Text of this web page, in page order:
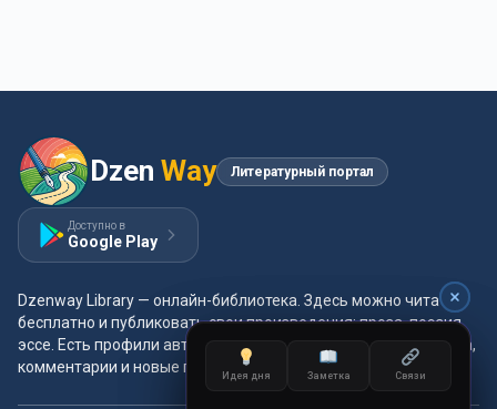
Dzen Way Литературный портал
Доступно в
Google Play
Dzenway Library — онлайн-библиотека. Здесь можно читать
бесплатно и публиковать свои произведения: проза, поэзия,
эссе. Есть профили авторов, жанры и метки, удобная читалка,
комментарии и новые главы каждый день.
Идея дня Заметка Связи
Идея дня Заметка Связи